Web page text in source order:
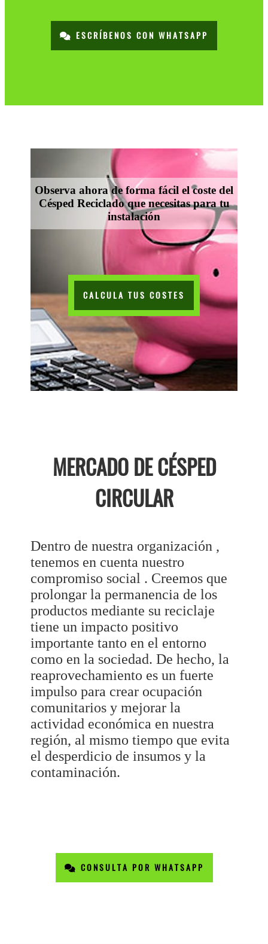
ESCRÍBENOS CON WHATSAPP
Observa ahora de forma fácil el coste del
Césped Reciclado que necesitas para tu
instalación
CALCULA TUS COSTES
MERCADO DE CÉSPED
CIRCULAR
Dentro de nuestra organización ,
tenemos en cuenta nuestro
compromiso social . Creemos que
prolongar la permanencia de los
productos mediante su reciclaje
tiene un impacto positivo
importante tanto en el entorno
como en la sociedad. De hecho, la
reaprovechamiento es un fuerte
impulso para crear ocupación
comunitarios y mejorar la
actividad económica en nuestra
región, al mismo tiempo que evita
el desperdicio de insumos y la
contaminación.
CONSULTA POR WHATSAPP